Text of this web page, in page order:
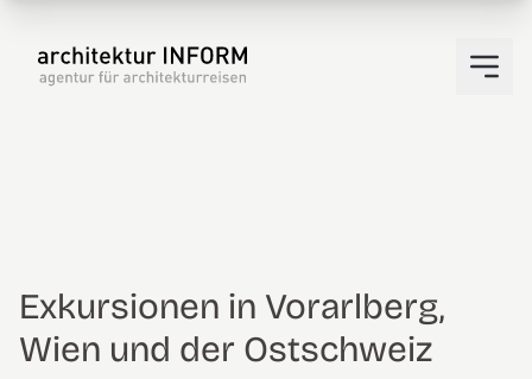
Exkursionen in Vorarlberg,
Wien und der Ostschweiz